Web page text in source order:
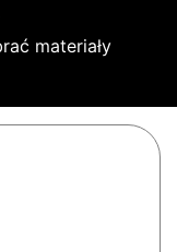
materiały